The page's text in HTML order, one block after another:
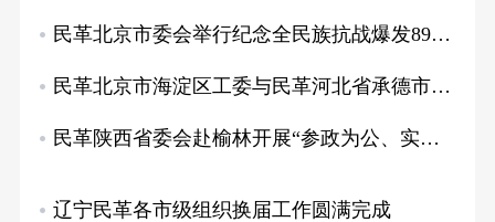
民革北京市委会举行纪念全民族抗战爆发89周年仪式
民革北京市海淀区工委与民革河北省承德市委会联合开展缅怀纪念活动
民革陕西省委会赴榆林开展“参政为公、实干为民”主题教育走访调研
辽宁民革各市级组织换届工作圆满完成